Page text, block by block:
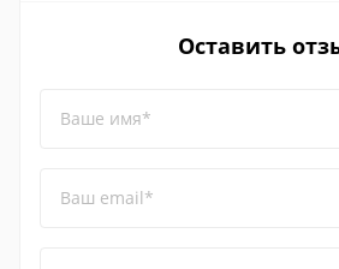
Оставить
Ваше имя*
Ваш email*